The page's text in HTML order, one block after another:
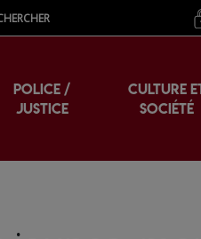
POLICE /
JUSTICE
CULTURE
SOCIÉTÉ